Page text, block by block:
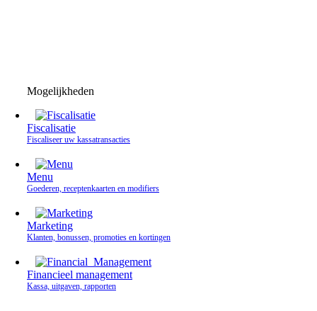
Mogelijkheden
Fiscalisatie
Fiscaliseer uw kassatransacties
Menu
Goederen, receptenkaarten en modifiers
Marketing
Klanten, bonussen, promoties en kortingen
Financieel management
Kassa, uitgaven, rapporten